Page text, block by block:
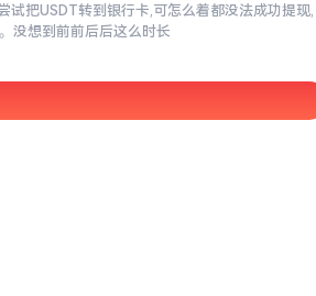
把USDT转到银行卡,可怎么着都没法成功提现,
没想到前前后后这么时长